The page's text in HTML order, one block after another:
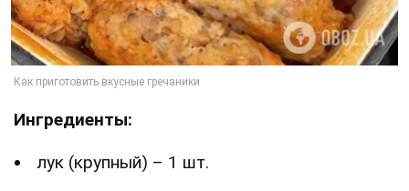
Ингредиенты:
лук (крупный) – 1 шт.